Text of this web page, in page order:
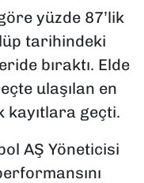
yüzde 87’lik
tarihindeki
bıraktı. Elde
ulaşılan en
kayıtlara geçti.
AŞ Yöneticisi